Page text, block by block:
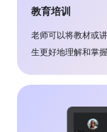
教育培训
老师可以将教材或
生更好地理解和掌握